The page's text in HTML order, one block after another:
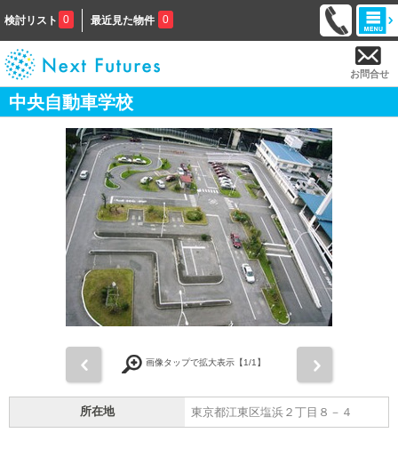
検討リスト 0 最近見た物件 0
お問合せ
中央自動車学校
画像タップで拡大表示【1/1】
所在地 東京都江東区塩浜２丁目８－４